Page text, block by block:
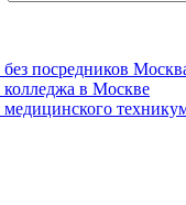
посредников
в Москве